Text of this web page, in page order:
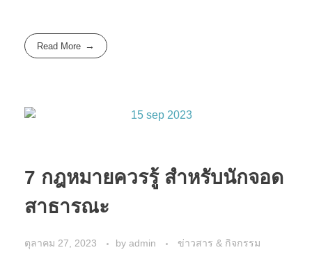
Read More
7 กฎหมายควรรู้ สำหรับนักจอด
สาธารณะ
ตุลาคม 27, 2023 by admin ข่าวสาร & กิจกรรม